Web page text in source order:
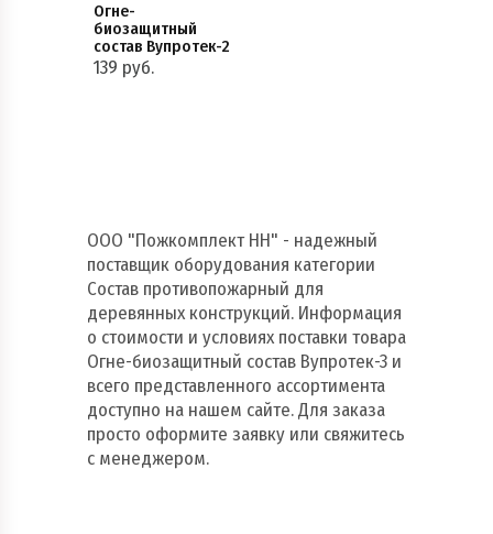
Огне-
биозащитный
состав Вупротек-2
139 руб.
ООО "Пожкомплект НН" - надежный
поставщик оборудования категории
Состав противопожарный для
деревянных конструкций. Информация
о стоимости и условиях поставки товара
Огне-биозащитный состав Вупротек-3 и
всего представленного ассортимента
доступно на нашем сайте. Для заказа
просто оформите заявку или свяжитесь
с менеджером.